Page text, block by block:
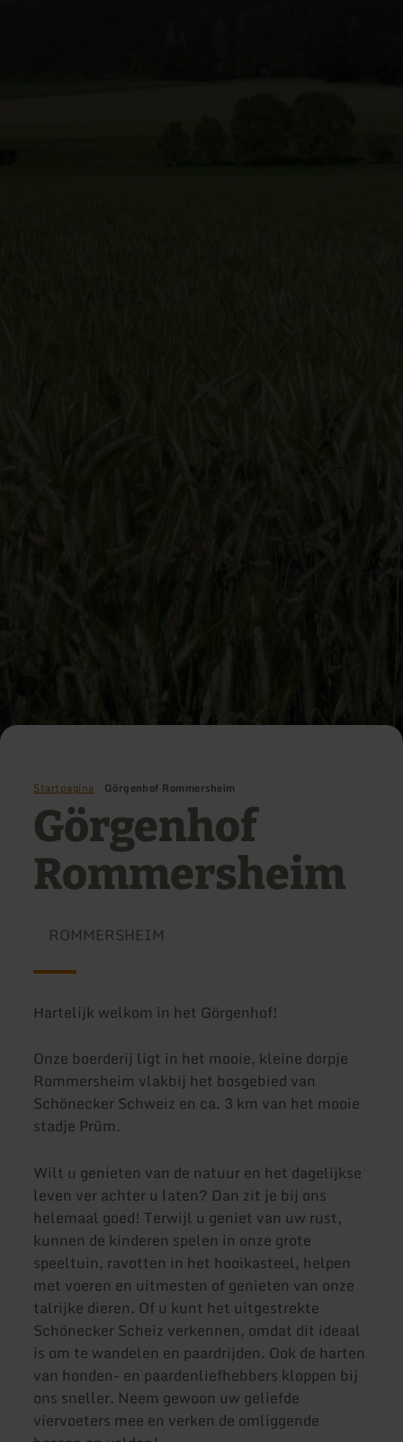
Startpagina Görgenhof Rommersheim
Görgenhof
Rommersheim
ROMMERSHEIM
Hartelijk welkom in het Görgenhof!
Onze boerderij ligt in het mooie, kleine dorpje
Rommersheim vlakbij het bosgebied van
Schönecker Schweiz en ca. 3 km van het mooie
stadje Prüm.
Wilt u genieten van de natuur en het dagelijkse
leven ver achter u laten? Dan zit je bij ons
helemaal goed! Terwijl u geniet van uw rust,
kunnen de kinderen spelen in onze grote
speeltuin, ravotten in het hooikasteel, helpen
met voeren en uitmesten of genieten van onze
talrijke dieren. Of u kunt het uitgestrekte
Schönecker Scheiz verkennen, omdat dit ideaal
is om te wandelen en paardrijden. Ook de harten
van honden- en paardenliefhebbers kloppen bij
ons sneller. Neem gewoon uw geliefde
viervoeters mee en verken de omliggende